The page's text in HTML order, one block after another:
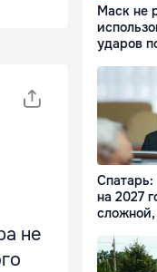
не
Маск не
ударов
Спатарь:
на 2027